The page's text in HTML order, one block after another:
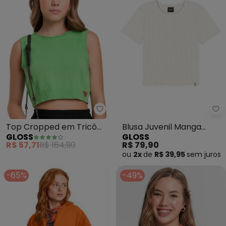
Gloss - Top Cropped em Tricô
Top Cropped em Tricô
Juvenil (Verde)
GLOSS
R$ 57,71R$ 164,90
Blusa Juvenil Manga
Curta Ribana Branco
GLOSS
R$ 79,90
ou 2x de R$ 39,95 sem juros
-65% -49%